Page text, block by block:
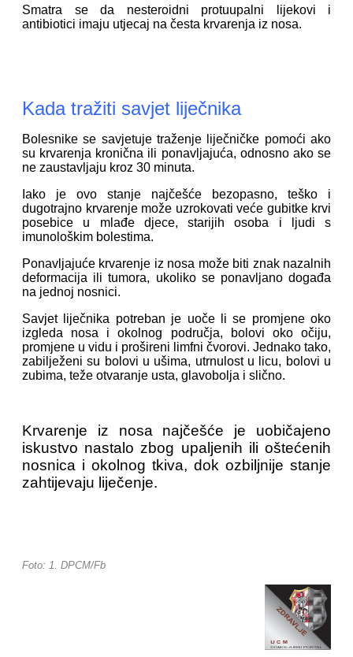
Smatra se da nesteroidni protuupalni lijekovi i
antibiotici imaju utjecaj na česta krvarenja iz nosa.
Kada tražiti savjet liječnika
Bolesnike se savjetuje traženje liječničke pomoći ako
su krvarenja kronična ili ponavljajuća, odnosno ako se
ne zaustavljaju kroz 30 minuta.
Iako je ovo stanje najčešće bezopasno, teško i
dugotrajno krvarenje može uzrokovati veće gubitke krvi
posebice u mlađe djece, starijih osoba i ljudi s
imunološkim bolestima.
Ponavljajuće krvarenje iz nosa može biti znak nazalnih
deformacija ili tumora, ukoliko se ponavljano događa
na jednoj nosnici.
Savjet liječnika potreban je uoče li se promjene oko
izgleda nosa i okolnog područja, bolovi oko očiju,
promjene u vidu i prošireni limfni čvorovi. Jednako tako,
zabilježeni su bolovi u ušima, utrnulost u licu, bolovi u
zubima, teže otvaranje usta, glavobolja i slično.
Krvarenje iz nosa najčešće je uobičajeno
iskustvo nastalo zbog upaljenih ili oštećenih
nosnica i okolnog tkiva, dok ozbiljnije stanje
zahtijevaju liječenje.
Foto: 1. DPCM/Fb